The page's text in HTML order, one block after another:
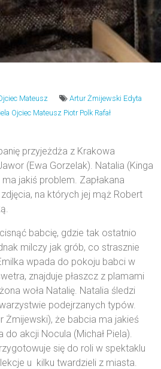
Mateusz Artur Żmijewski Edyta
Ojciec Mateusz Piotr Polk Rafał
przyjeżdża z Krakowa
(Ewa Gorzelak). Natalia (Kinga
jakiś problem. Zapłakana
na których jej mąż Robert
babcię, gdzie tak ostatnio
milczy jak grób, co strasznie
wpada do pokoju babci w
znajduje płaszcz z plamami
woła Natalię. Natalia śledzi
podejrzanych typów.
Żmijewski), że babcia ma jakieś
do akcji Nocula (Michał Piela).
się do roli w spektaklu
u kilku twardzieli z miasta.